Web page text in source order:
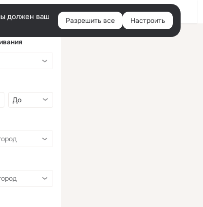
Войти
должен ваш
Разрешить все Настроить